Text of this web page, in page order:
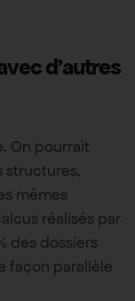
d’autres
On pourrait
structures,
mêmes
réalisés par
des dossiers
façon parallèle